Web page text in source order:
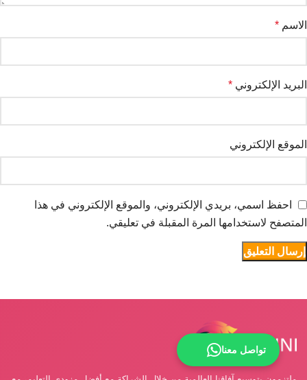
الاسم *
البريد الإلكتروني *
الموقع الإلكتروني
احفظ اسمي، بريدي الإلكتروني، والموقع الإلكتروني في هذا
المتصفح لاستخدامها المرة المقبلة في تعليقي.
تواصل معنا